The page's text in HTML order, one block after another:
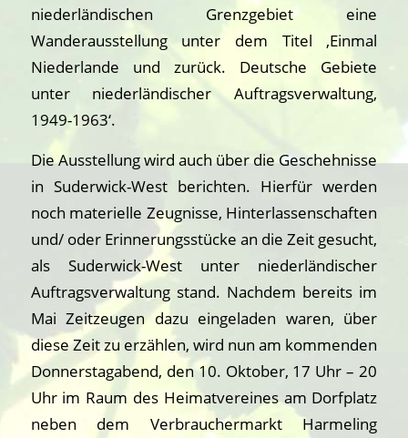
niederländischen Grenzgebiet eine
Wanderausstellung unter dem Titel ‚Einmal
Niederlande und zurück. Deutsche Gebiete
unter niederländischer Auftragsverwaltung,
1949-1963‘.
Die Ausstellung wird auch über die Geschehnisse
in Suderwick-West berichten. Hierfür werden
noch materielle Zeugnisse, Hinterlassenschaften
und/ oder Erinnerungsstücke an die Zeit gesucht,
als Suderwick-West unter niederländischer
Auftragsverwaltung stand. Nachdem bereits im
Mai Zeitzeugen dazu eingeladen waren, über
diese Zeit zu erzählen, wird nun am kommenden
Donnerstagabend, den 10. Oktober, 17 Uhr – 20
Uhr im Raum des Heimatvereines am Dorfplatz
neben dem Verbrauchermarkt Harmeling